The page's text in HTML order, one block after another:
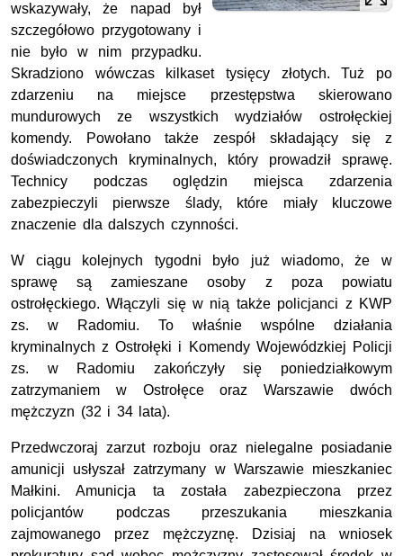
wskazywały, że napad był
szczegółowo przygotowany i
nie było w nim przypadku.
Skradziono wówczas kilkaset tysięcy złotych. Tuż po
zdarzeniu na miejsce przestępstwa skierowano
mundurowych ze wszystkich wydziałów ostrołęckiej
komendy. Powołano także zespół składający się z
doświadczonych kryminalnych, który prowadził sprawę.
Technicy podczas oględzin miejsca zdarzenia
zabezpieczyli pierwsze ślady, które miały kluczowe
znaczenie dla dalszych czynności.
W ciągu kolejnych tygodni było już wiadomo, że w
sprawę są zamieszane osoby z poza powiatu
ostrołęckiego. Włączyli się w nią także policjanci z KWP
zs. w Radomiu. To właśnie wspólne działania
kryminalnych z Ostrołęki i Komendy Wojewódzkiej Policji
zs. w Radomiu zakończyły się poniedziałkowym
zatrzymaniem w Ostrołęce oraz Warszawie dwóch
mężczyzn (32 i 34 lata).
Przedwczoraj zarzut rozboju oraz nielegalne posiadanie
amunicji usłyszał zatrzymany w Warszawie mieszkaniec
Małkini. Amunicja ta została zabezpieczona przez
policjantów podczas przeszukania mieszkania
zajmowanego przez mężczyznę. Dzisiaj na wniosek